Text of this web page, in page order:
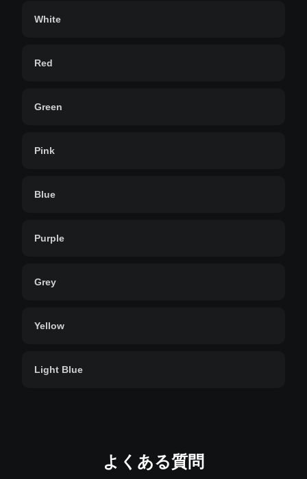
White
Red
Green
Pink
Blue
Purple
Grey
Yellow
Light Blue
よくある質問